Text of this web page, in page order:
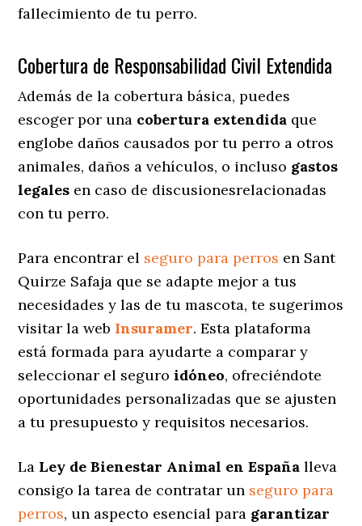
fallecimiento de tu perro.
Cobertura de Responsabilidad Civil Extendida
Además de la cobertura básica, puedes
escoger por una cobertura extendida que
englobe daños causados por tu perro a otros
animales, daños a vehículos, o incluso gastos
legales en caso de discusionesrelacionadas
con tu perro.
Para encontrar el seguro para perros en Sant
Quirze Safaja que se adapte mejor a tus
necesidades y las de tu mascota, te sugerimos
visitar la web Insuramer. Esta plataforma
está formada para ayudarte a comparar y
seleccionar el seguroidóneo, ofreciéndote
oportunidades personalizadas que se ajusten
a tu presupuesto y requisitos necesarios.
La Ley de Bienestar Animal en España lleva
consigo la tarea de contratar un seguro para
perros, un aspecto esencial para garantizar